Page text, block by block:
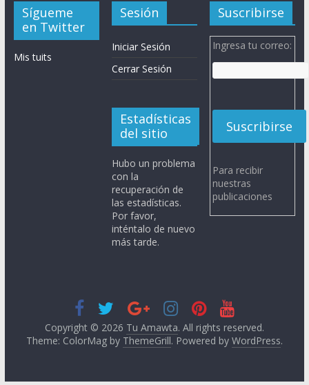
Sígueme
en Twitter
Mis tuits
Sesión
Iniciar Sesión
Cerrar Sesión
Estadísticas
del sitio
Hubo un problema
con la
recuperación de
las estadísticas.
Por favor,
inténtalo de nuevo
más tarde.
Suscribirse
Ingresa tu correo:
Para recibir
nuestras
publicaciones
Copyright © 2026 Tu Amawta. All rights reserved.
Theme: ColorMag by ThemeGrill. Powered by WordPress.